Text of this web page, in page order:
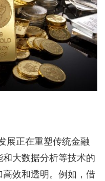
展正在重塑传统金融
大数据分析等技术的
效和透明。例如，借